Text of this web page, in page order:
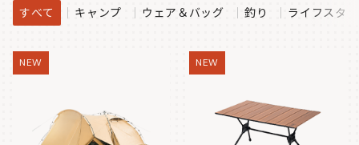
すべて キャンプ ウェア＆バッグ 釣り ライフスタ
NEW NEW